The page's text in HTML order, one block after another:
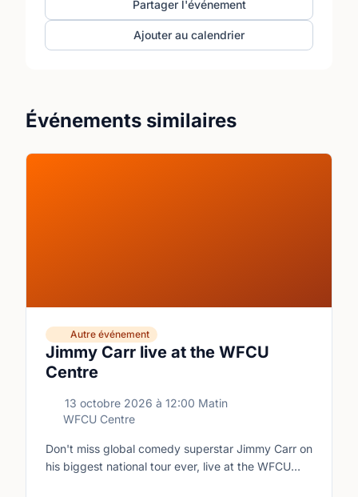
Partager l'événement
Ajouter au calendrier
Événements similaires
Jimmy Carr live at the WFCU
Centre
Autre événement
13 octobre 2026 à 12:00 Matin
WFCU Centre
Don't miss global comedy superstar Jimmy Carr on
his biggest national tour ever, live at the WFCU